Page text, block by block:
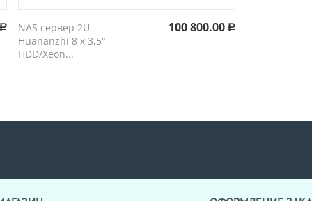
Р
NAS сервер 2U
Huananzhi 8 х 3,5"
HDD/Xeon...
100 800.00 Р